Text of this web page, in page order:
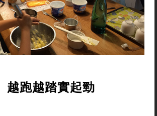
跑越踏實起勁